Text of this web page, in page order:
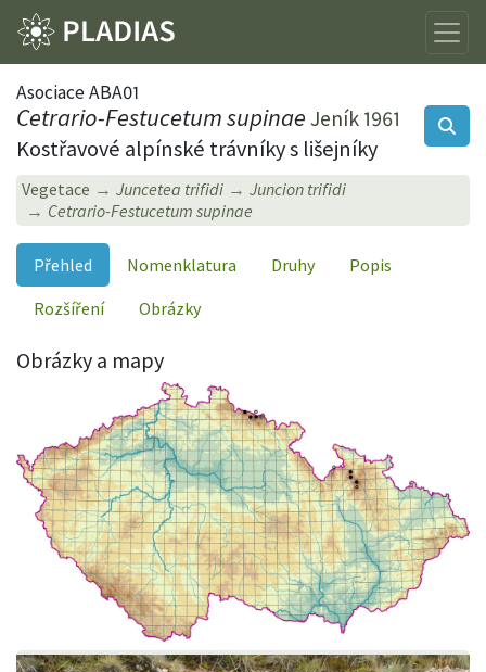
Asociace ABA01
Cetrario-Festucetum supinae Jeník 1961
Kostřavové alpínské trávníky s lišejníky
Vegetace Juncetea trifidi
Juncion trifidi
Cetrario-Festucetum supinae
Přehled Nomenklatura Druhy
Popis
Rozšíření
Obrázky
Obrázky a mapy